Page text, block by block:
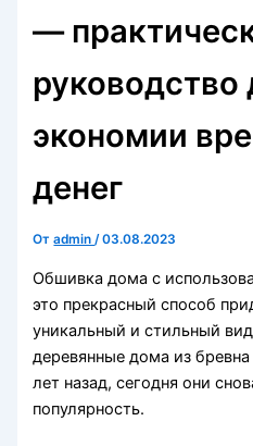
—
руководство
экономии
денег
Отadmin/03.08.2023
Обшивка дома с
это прекрасный способ
уникальный и стильный
деревянные дома из
лет назад, сегодня они
популярность.